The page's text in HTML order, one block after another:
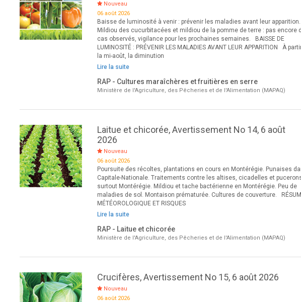
Nouveau
06 août 2026
Baisse de luminosité à venir : prévenir les maladies avant leur apparition.
Mildiou des cucurbitacées et mildiou de la pomme de terre : pas encore
cas observés, vigilance pour les prochaines semaines. BAISSE DE
LUMINOSITÉ : PRÉVENIR LES MALADIES AVANT LEUR APPARITION À
la mi-août, la diminution
Lire la suite
RAP - Cultures maraîchères et fruitières en serre
Ministère de l'Agriculture, des Pêcheries et de l'Alimentation (MAPAQ)
Laitue et chicorée, Avertissement No 14, 6 août
2026
Nouveau
06 août 2026
Poursuite des récoltes, plantations en cours en Montérégie. Punaises
Capitale-Nationale. Traitements contre les altises, cicadelles et
surtout Montérégie. Mildiou et tache bactérienne en Montérégie. Peu de
maladies de sol. Montaison prématurée. Cultures de couverture.
MÉTÉOROLOGIQUE ET RISQUES
Lire la suite
RAP - Laitue et chicorée
Ministère de l'Agriculture, des Pêcheries et de l'Alimentation (MAPAQ)
Crucifères, Avertissement No 15, 6 août 2026
Nouveau
06 août 2026